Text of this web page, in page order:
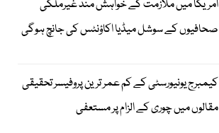
امریکا میں ملازمت کے خواہش مند غیرملکی
صحافیوں کے سوشل میڈیا اکاؤنٹس کی جانچ ہوگی
کیمبرج یونیورسٹی کے کم عمر ترین پروفیسر تحقیقی
مقالوں میں چوری کے الزام پر مستعفی